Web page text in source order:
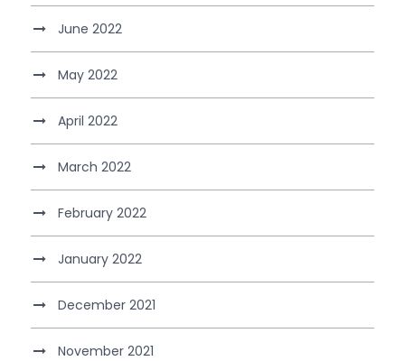
June 2022
May 2022
April 2022
March 2022
February 2022
January 2022
December 2021
November 2021